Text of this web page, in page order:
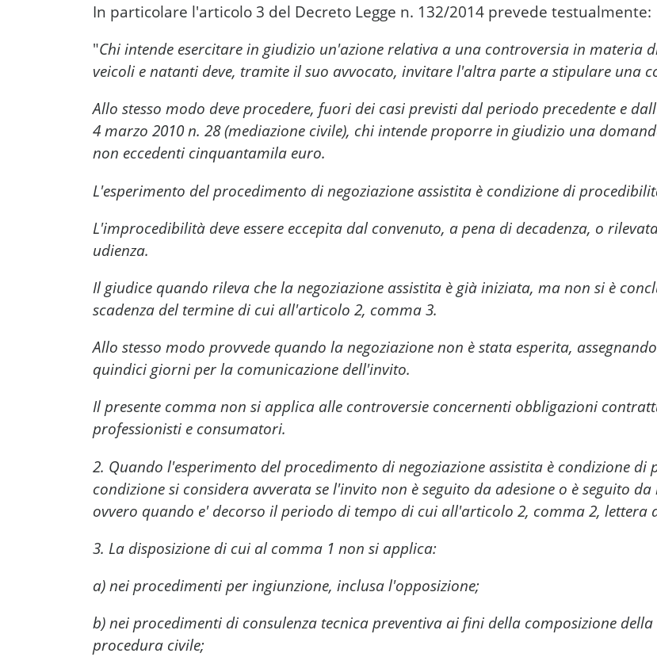
In particolare l'articolo 3 del Decreto Legge n. 132/2014 prevede testualmente:
"Chi intende esercitare in giudizio un'azione relativa a una controversia in materia
veicoli e natanti deve, tramite il suo avvocato, invitare l'altra parte a stipulare una
Allo stesso modo deve procedere, fuori dei casi previsti dal periodo precedente e
4 marzo 2010 n. 28 (mediazione civile), chi intende proporre in giudizio una
non eccedenti cinquantamila euro.
L'esperimento del procedimento di negoziazione assistita è condizione di
L'improcedibilità deve essere eccepita dal convenuto, a pena di decadenza, o
udienza.
Il giudice quando rileva che la negoziazione assistita è già iniziata, ma non si è
scadenza del termine di cui all'articolo 2, comma 3.
Allo stesso modo provvede quando la negoziazione non è stata esperita,
quindici giorni per la comunicazione dell'invito.
Il presente comma non si applica alle controversie concernenti obbligazioni
professionisti e consumatori.
2. Quando l'esperimento del procedimento di negoziazione assistita è condizione
condizione si considera avverata se l'invito non è seguito da adesione o è seguito
ovvero quando e' decorso il periodo di tempo di cui all'articolo 2, comma 2, lettera
3. La disposizione di cui al comma 1 non si applica:
a) nei procedimenti per ingiunzione, inclusa l'opposizione;
b) nei procedimenti di consulenza tecnica preventiva ai fini della composizione
procedura civile;